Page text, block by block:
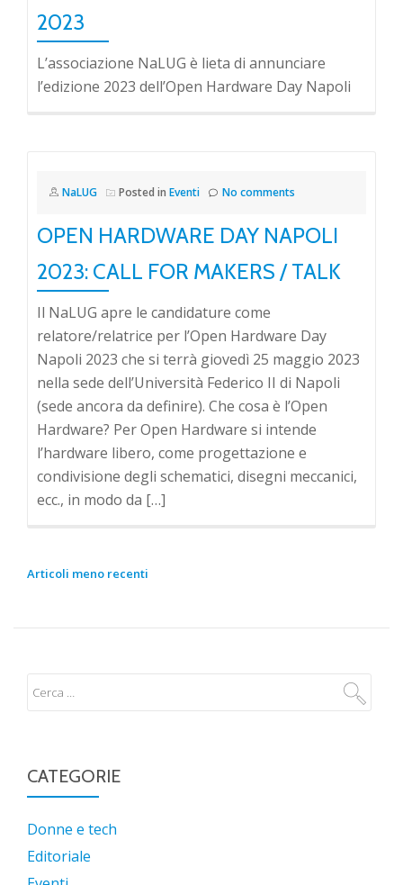
2023
L’associazione NaLUG è lieta di annunciare
l’edizione 2023 dell’Open Hardware Day Napoli
NaLUG Posted in Eventi No comments
OPEN HARDWARE DAY NAPOLI
2023: CALL FOR MAKERS / TALK
Il NaLUG apre le candidature come
relatore/relatrice per l’Open Hardware Day
Napoli 2023 che si terrà giovedì 25 maggio 2023
nella sede dell’Università Federico II di Napoli
(sede ancora da definire). Che cosa è l’Open
Hardware? Per Open Hardware si intende
l’hardware libero, come progettazione e
condivisione degli schematici, disegni meccanici,
ecc., in modo da […]
NAVIGAZIONE
Articoli meno recenti
CATEGORIE
Donne e tech
Editoriale